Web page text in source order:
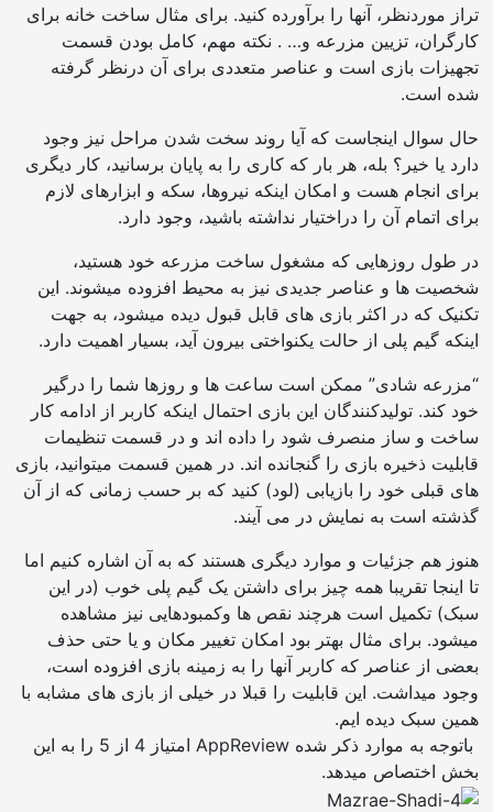
تراز موردنظر، آنها را برآورده کنید. برای مثال ساخت خانه برای
کارگران، تزیین مزرعه و… . نکته مهم، کامل بودن قسمت
تجهیزات بازی است و عناصر متعددی برای آن درنظر گرفته
شده است.
حال سوال اینجاست که آیا روند سخت شدن مراحل نیز وجود
دارد یا خیر؟ بله، هر بار که کاری را به پایان برسانید، کار دیگری
برای انجام هست و امکان اینکه نیروها، سکه و ابزارهای لازم
برای اتمام آن را دراختیار نداشته باشید، وجود دارد.
در طول روزهایی که مشغول ساخت مزرعه خود هستید،
شخصیت ها و عناصر جدیدی نیز به محیط افزوده میشوند. این
تکنیک که در اکثر بازی های قابل قبول دیده میشود، به جهت
اینکه گیم پلی از حالت یکنواختی بیرون آید، بسیار اهمیت دارد.
“مزرعه شادی” ممکن است ساعت ها و روزها شما را درگیر
خود کند. تولیدکنندگان این بازی احتمال اینکه کاربر از ادامه کار
ساخت و ساز منصرف شود را داده اند و در قسمت تنظیمات
قابلیت ذخیره بازی را گنجانده اند. در همین قسمت میتوانید، بازی
های قبلی خود را بازیابی (لود) کنید که بر حسب زمانی که از آن
گذشته است به نمایش در می آیند.
هنوز هم جزئیات و موارد دیگری هستند که به آن اشاره کنیم اما
تا اینجا تقریبا همه چیز برای داشتن یک گیم پلی خوب (در این
سبک) تکمیل است هرچند نقص ها وکمبودهایی نیز مشاهده
میشود. برای مثال بهتر بود امکان تغییر مکان و یا حتی حذف
بعضی از عناصر که کاربر آنها را به زمینه بازی افزوده است،
وجود میداشت. این قابلیت را قبلا در خیلی از بازی های مشابه با
همین سبک دیده ایم.
باتوجه به موارد ذکر شده AppReview امتیاز 4 از 5 را به این
بخش اختصاص میدهد.